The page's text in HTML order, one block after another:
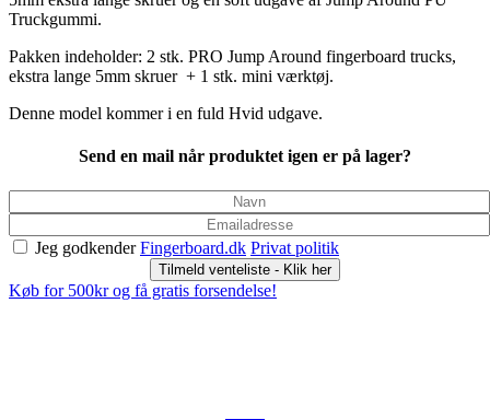
Truckgummi.
Pakken indeholder: 2 stk. PRO Jump Around fingerboard trucks,
ekstra lange 5mm skruer + 1 stk. mini værktøj.
Denne model kommer i en fuld Hvid udgave.
Send en mail når produktet igen er på lager?
Jeg godkenderFingerboard.dk Privat politik
Tilmeld venteliste - Klik her
Køb for 500kr og få gratis forsendelse!